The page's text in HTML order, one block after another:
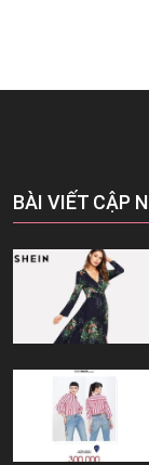
BÀI VIẾT CẬP